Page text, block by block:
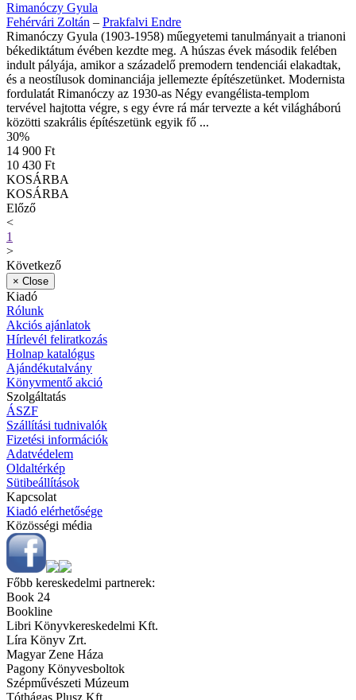
Rimanóczy Gyula
Fehérvári Zoltán – Prakfalvi Endre
Rimanóczy Gyula (1903-1958) műegyetemi tanulmányait a trianoni
békediktátum évében kezdte meg. A húszas évek második felében
indult pályája, amikor a századelő premodern tendenciái elakadtak,
és a neostílusok dominanciája jellemezte építészetünket. Modernista
fordulatát Rimanóczy az 1930-as Négy evangélista-templom
tervével hajtotta végre, s egy évre rá már tervezte a két világháború
közötti szakrális építészetünk egyik fő ...
30%
14 900 Ft
10 430 Ft
KOSÁRBA
KOSÁRBA
Előző
<
1
>
Következő
× Close
Kiadó
Rólunk
Akciós ajánlatok
Hírlevél feliratkozás
Holnap katalógus
Ajándékutalvány
Könyvmentő akció
Szolgáltatás
ÁSZF
Szállítási tudnivalók
Fizetési információk
Adatvédelem
Oldaltérkép
Sütibeállítások
Kapcsolat
Kiadó elérhetősége
Közösségi média
Főbb kereskedelmi partnerek:
Book 24
Bookline
Libri Könyvkereskedelmi Kft.
Líra Könyv Zrt.
Magyar Zene Háza
Pagony Könyvesboltok
Szépművészeti Múzeum
Tóthágas Plusz Kft.